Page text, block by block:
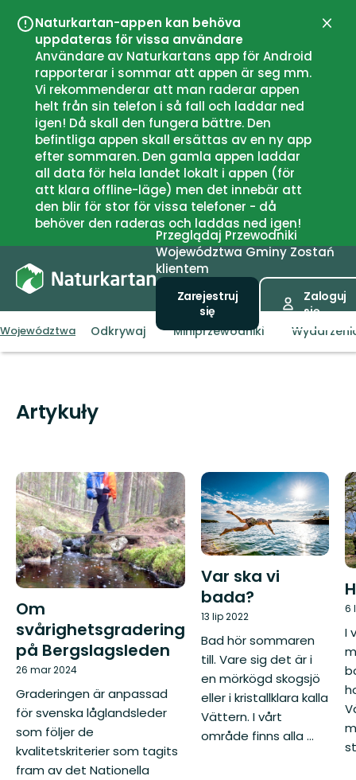
Naturkartan-appen kan behöva
uppdateras för vissa användare
Användare av Naturkartans app för Android
rapporterar i sommar att appen är seg mm.
Vi rekommenderar att man raderar appen
helt från sin telefon i så fall och laddar ned
igen! Då skall den fungera bättre. Den
befintliga appen skall ersättas av en ny app
efter sommaren. Den gamla appen laddar
all data för hela landet lokalt i appen (för
att klara offline-läge) men det innebär att
den blir för stor för vissa telefoner - då
behöver den raderas och laddas ned igen!
Przeglądaj Przewodniki
Województwa Gminy Zostań
klientem
Zarejestruj
się
Zaloguj
się
Województwa Örebro län
Odkrywaj Miniprzewodniki
Artykuły
Om
svårighetsgradering
på Bergslagsleden
26 mar 2024
Graderingen är anpassad
för svenska låglandsleder
som följer de
kvalitetskriterier som tagits
fram av det Nationella
Var ska vi
bada?
13 lip 2022
Bad hör sommaren
till. Vare sig det är i
en mörkögd skogsjö
eller i kristallklara kalla
Vättern. I vårt
område finns alla ...
6
I